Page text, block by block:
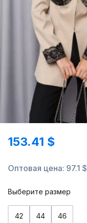
153.41 $
Оптовая цена: 97.1 $
Выберите размер
42 44 46